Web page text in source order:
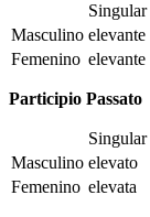
Singular
Masculino elevante
Femenino elevante
Participio Passato
Singular
Masculino elevato
Femenino elevata